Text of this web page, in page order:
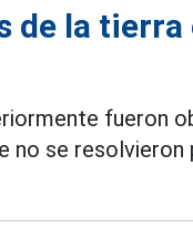
la tierra
fueron
no se